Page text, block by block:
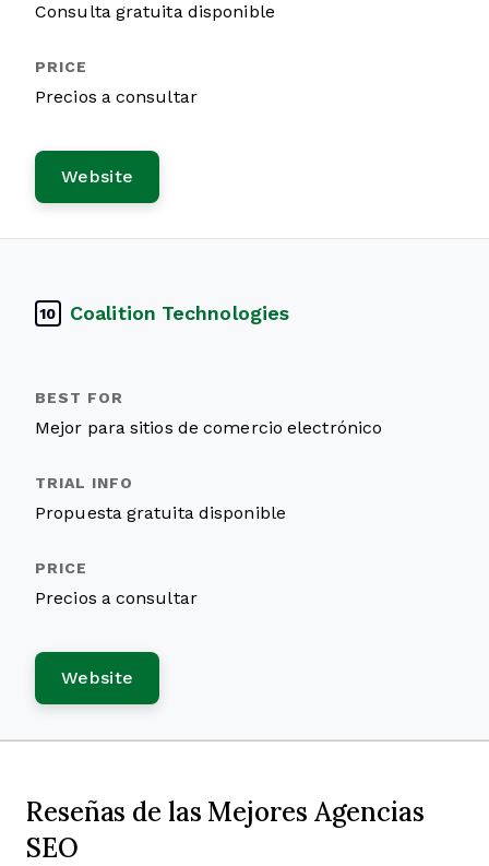
Consulta gratuita disponible
Precios a consultar
Website
10 Coalition Technologies
Mejor para sitios de comercio electrónico
Propuesta gratuita disponible
Precios a consultar
Website
Reseñas de las Mejores Agencias
SEO